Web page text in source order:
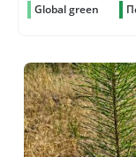
Global green